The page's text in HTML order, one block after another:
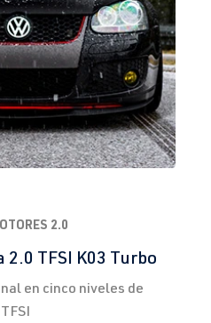
2.0
TFSI K03 Turbo
en cinco niveles de